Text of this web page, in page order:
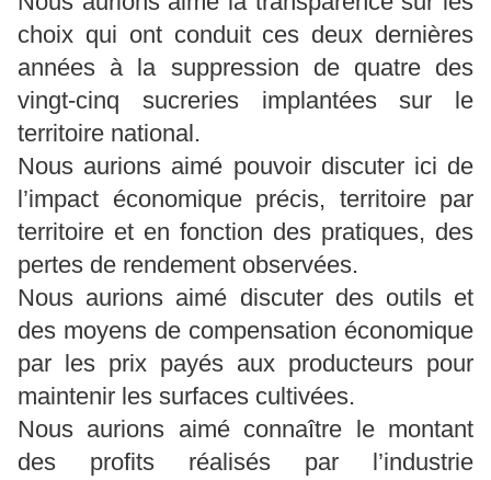
choix qui ont conduit ces deux dernières
années à la suppression de quatre des
vingt-cinq sucreries implantées sur le
territoire national.
Nous aurions aimé pouvoir discuter ici de
l’impact économique précis, territoire par
territoire et en fonction des pratiques, des
pertes de rendement observées.
Nous aurions aimé discuter des outils et
des moyens de compensation économique
par les prix payés aux producteurs pour
maintenir les surfaces cultivées.
Nous aurions aimé connaître le montant
des profits réalisés par l’industrie